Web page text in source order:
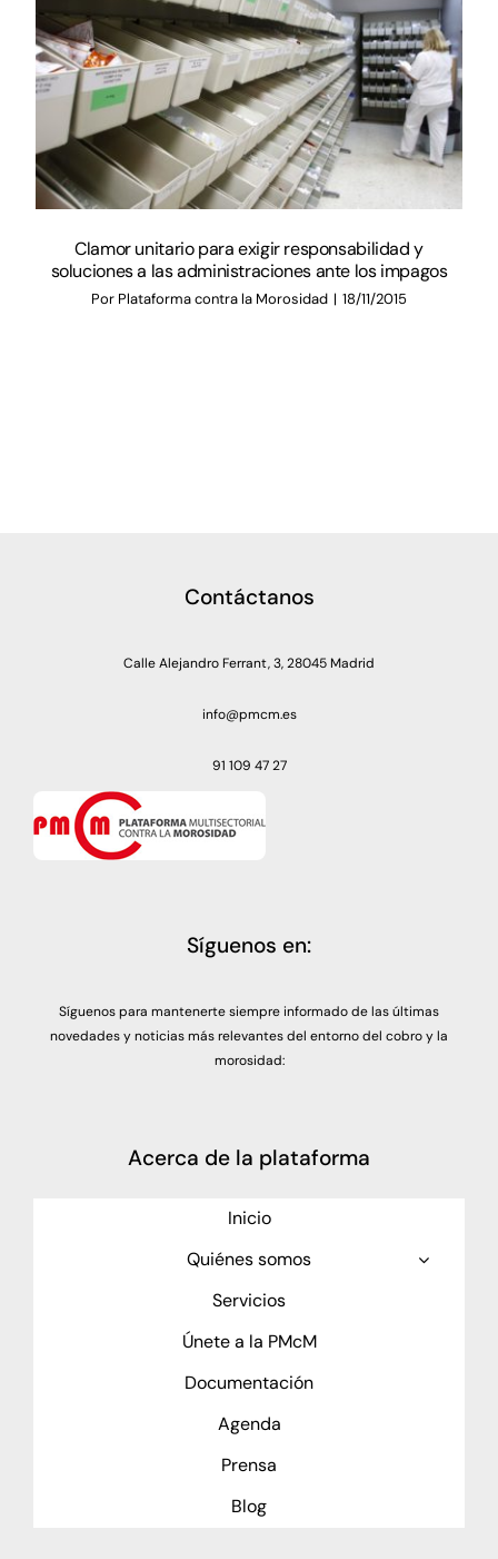
Clamor unitario para exigir responsabilidad y
soluciones a las administraciones ante los impagos
Por Plataforma contra la Morosidad | 18/11/2015
Contáctanos
Calle Alejandro Ferrant, 3, 28045 Madrid
info@pmcm.es
91 109 47 27
Síguenos en:
Síguenos para mantenerte siempre informado de las últimas
novedades y noticias más relevantes del entorno del cobro y la
morosidad:
Acerca de la plataforma
Inicio
Quiénes somos
Servicios
Únete a la PMcM
Documentación
Agenda
Prensa
Blog